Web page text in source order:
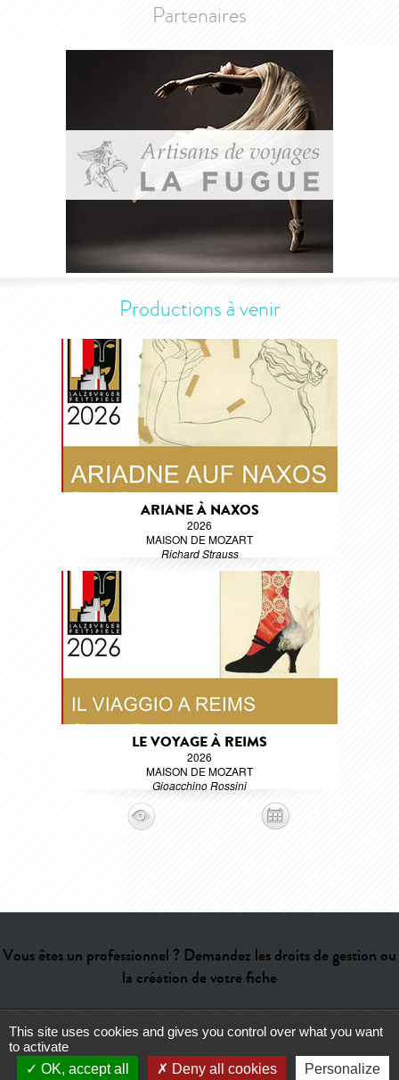
Partenaires
Productions à venir
ARIANE À NAXOS
2026
MAISON DE MOZART
Richard Strauss
LE VOYAGE À REIMS
2026
MAISON DE MOZART
Gioacchino Rossini
Vous êtes un professionnel ? Demandez les droits de gestion ou
la création de votre fiche
Aide-Contact-Admin-Lexique-CGU-Qui sommes-nous ?-
This site uses cookies and gives you control over what you want
to activate
OK, accept all
Deny all cookies Personalize